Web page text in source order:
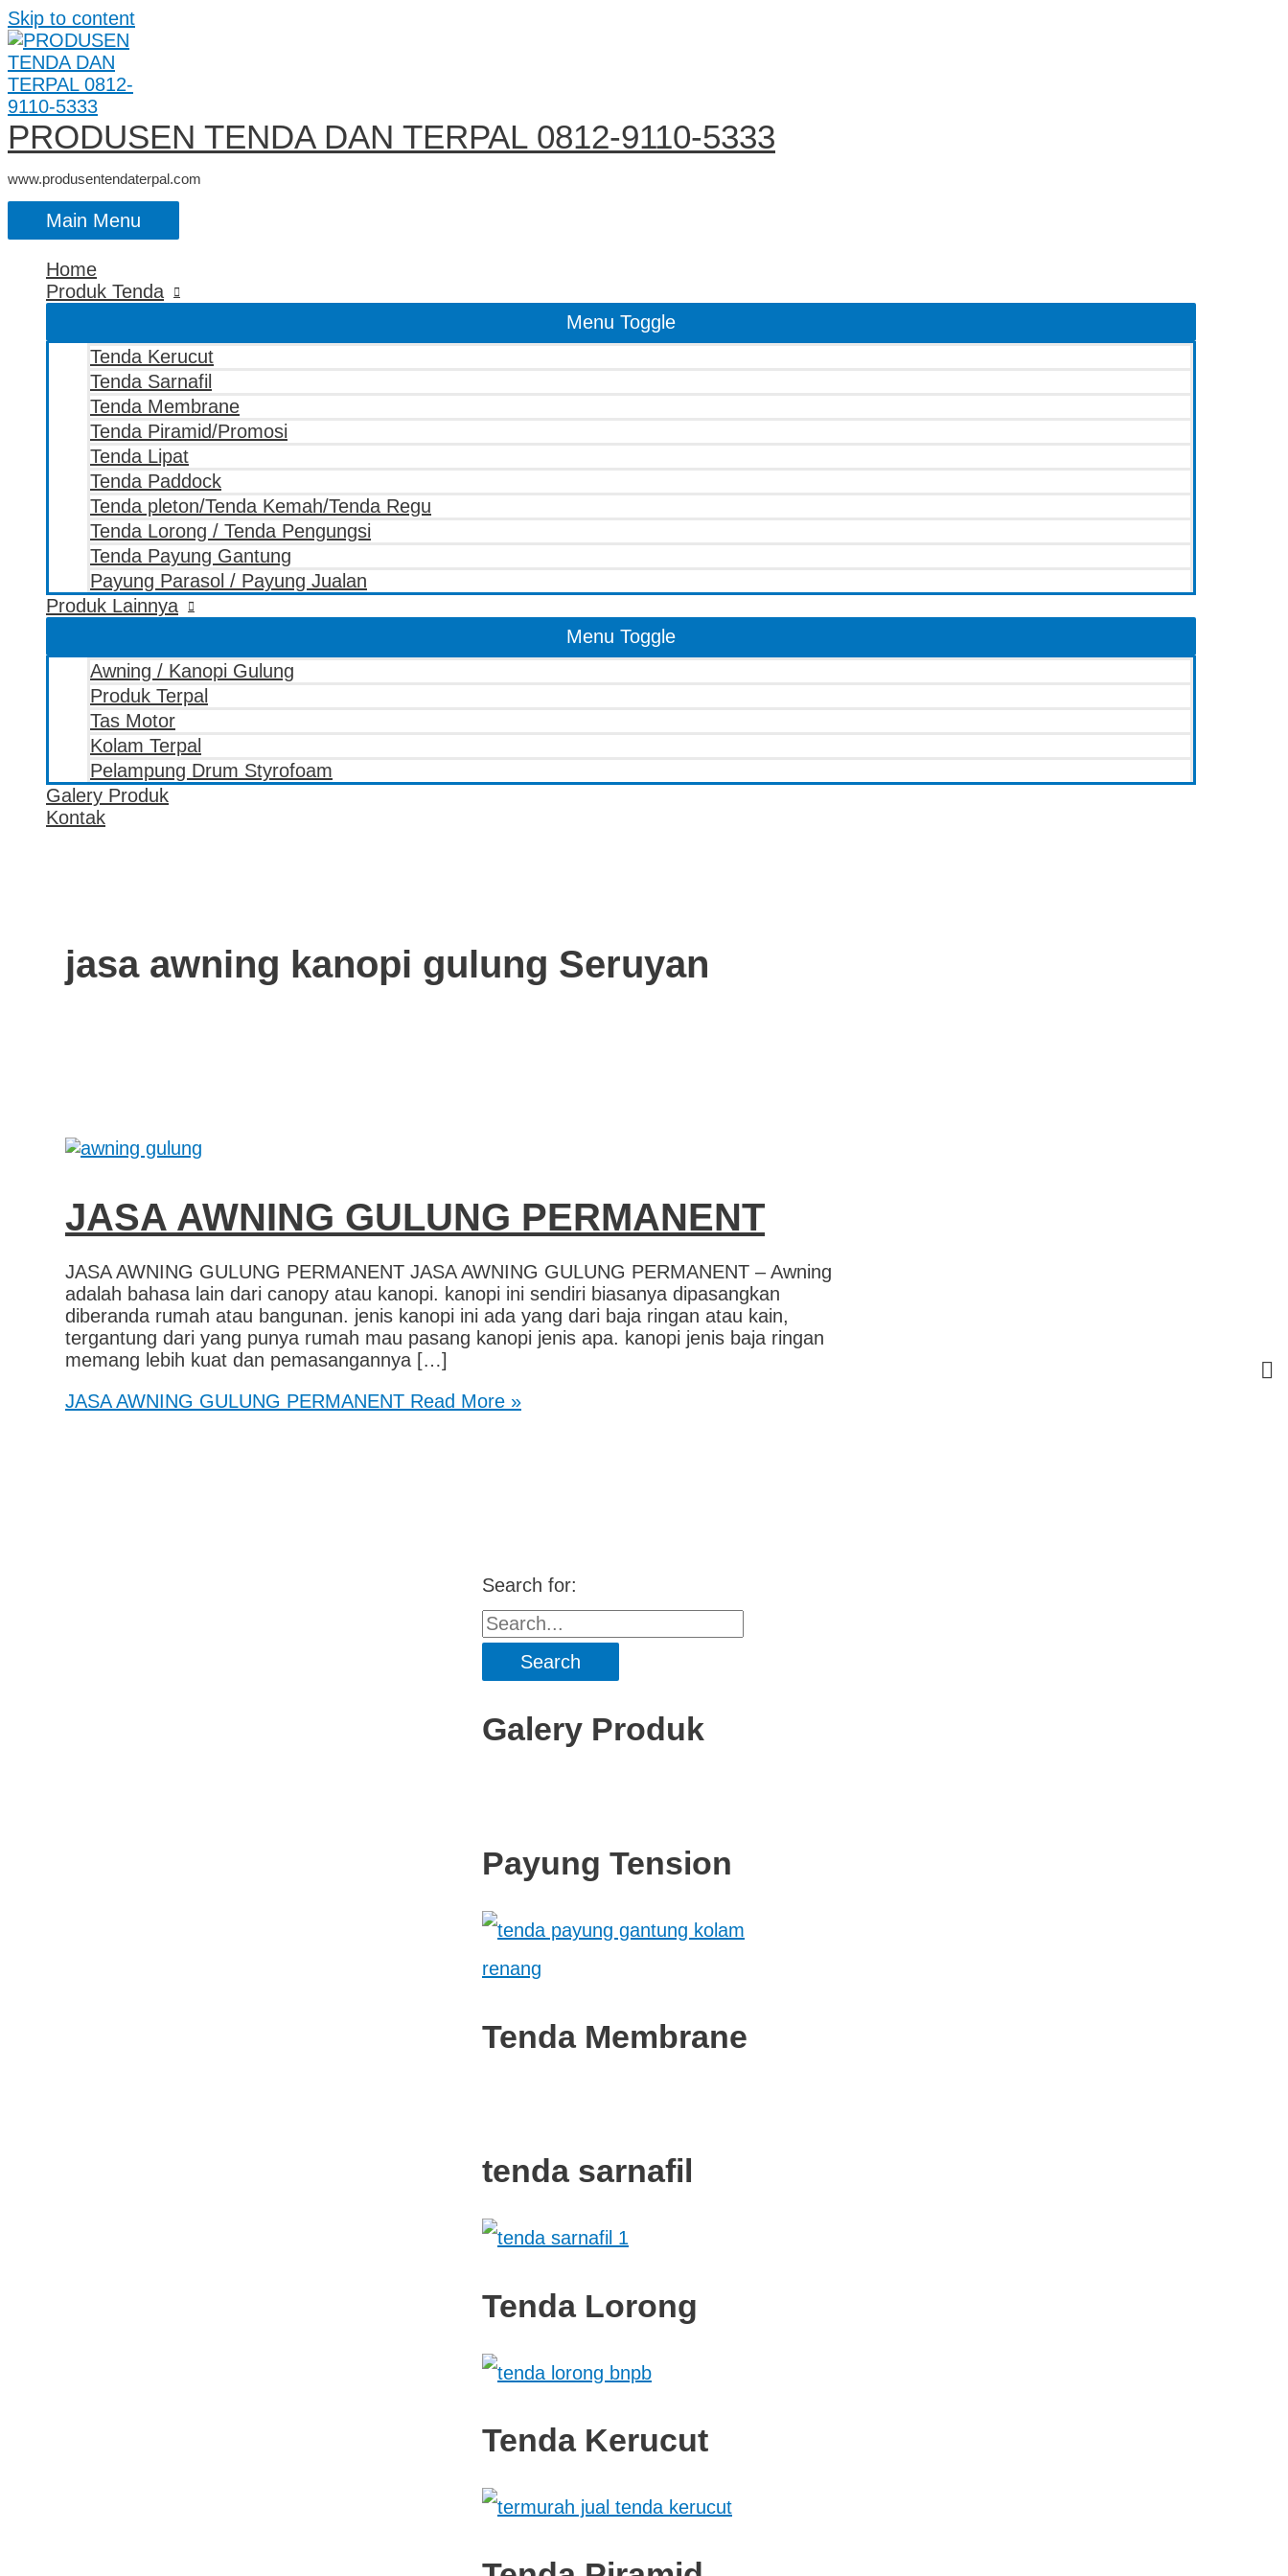
Skip to content
PRODUSEN TENDA DAN TERPAL 0812-9110-5333
www.produsentendaterpal.com
Main Menu
Home
Produk Tenda
Menu Toggle
Tenda Kerucut
Tenda Sarnafil
Tenda Membrane
Tenda Piramid/Promosi
Tenda Lipat
Tenda Paddock
Tenda pleton/Tenda Kemah/Tenda Regu
Tenda Lorong / Tenda Pengungsi
Tenda Payung Gantung
Payung Parasol / Payung Jualan
Produk Lainnya
Menu Toggle
Awning / Kanopi Gulung
Produk Terpal
Tas Motor
Kolam Terpal
Pelampung Drum Styrofoam
Galery Produk
Kontak
jasa awning kanopi gulung Seruyan
JASA AWNING GULUNG PERMANENT
JASA AWNING GULUNG PERMANENT JASA AWNING GULUNG PERMANENT – Awning
adalah bahasa lain dari canopy atau kanopi. kanopi ini sendiri biasanya dipasangkan
diberanda rumah atau bangunan. jenis kanopi ini ada yang dari baja ringan atau kain,
tergantung dari yang punya rumah mau pasang kanopi jenis apa. kanopi jenis baja ringan
memang lebih kuat dan pemasangannya […]
JASA AWNING GULUNG PERMANENT Read More »
Search for:
Galery Produk
Payung Tension
Tenda Membrane
tenda sarnafil
Tenda Lorong
Tenda Kerucut